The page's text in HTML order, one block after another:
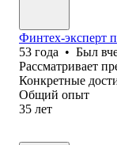
Финтех-эксперт
53 года • Был
Рассматривает
Конкретные
Общий опыт
35 лет